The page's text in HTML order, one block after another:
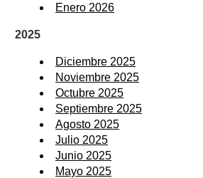
Enero 2026
2025
Diciembre 2025
Noviembre 2025
Octubre 2025
Septiembre 2025
Agosto 2025
Julio 2025
Junio 2025
Mayo 2025